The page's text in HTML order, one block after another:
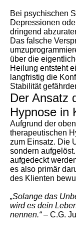
Bei psychischen
Depressionen
dringend
Das falsche
über die
Heilung entsteht
langfristig die
Stabilität
Der Ansatz
Hypnose in
Aufgrund der
therapeutischen
zum Einsatz. Die
sondern
aufgedeckt
es also primär
des Klienten
„Solange das
wird es dein
nennen.“– C.G.